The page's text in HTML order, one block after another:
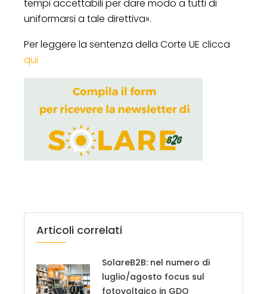
tempi accettabili per dare modo a tutti di
uniformarsi a tale direttiva».
Per leggere la sentenza della Corte UE clicca
qui
Articoli correlati
SolareB2B: nel numero di
luglio/agosto focus sul
fotovoltaico in GDO